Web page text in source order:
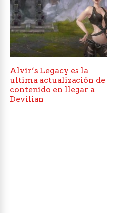
Alvir’s Legacy es la
ultima actualización de
contenido en llegar a
Devilian